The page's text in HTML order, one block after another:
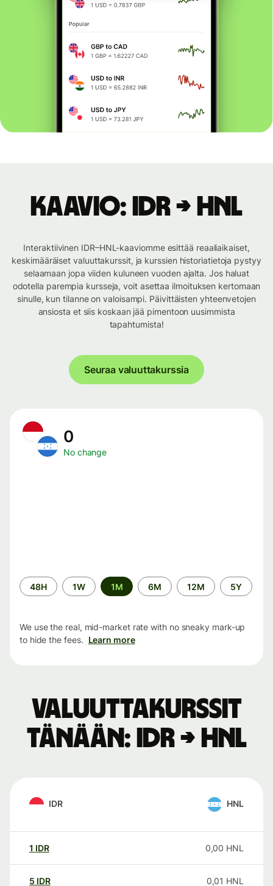
Kaavio: IDR → HNL
Interaktiivinen IDR–HNL-kaaviomme esittää reaaliaikaiset,
keskimääräiset valuuttakurssit, ja kurssien historiatietoja pystyy
selaamaan jopa viiden kuluneen vuoden ajalta. Jos haluat
odotella parempia kursseja, voit asettaa ilmoituksen kertomaan
sinulle, kun tilanne on valoisampi. Päivittäisten yhteenvetojen
ansiosta et siis koskaan jää pimentoon uusimmista
tapahtumista!
Seuraa valuuttakurssia
0
No change
Time
period
48H 1W 1M 6M 12M 5Y
We use the real, mid-market rate with no sneaky mark-up
to hide the fees. Learn more
Valuuttakurssit
tänään: IDR → HNL
IDR HNL
1 IDR 0,00 HNL
5 IDR 0,01 HNL